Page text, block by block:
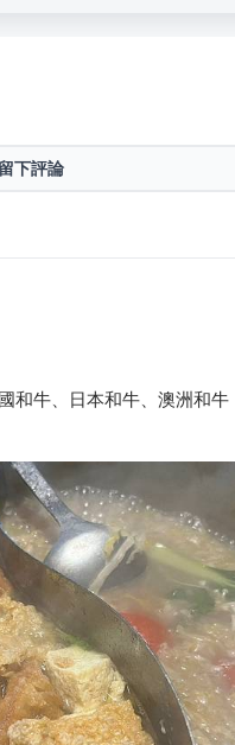
留下評論
和牛、日本和牛、澳洲和